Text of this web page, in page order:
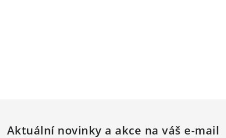
Aktuální novinky a akce na váš e-mail